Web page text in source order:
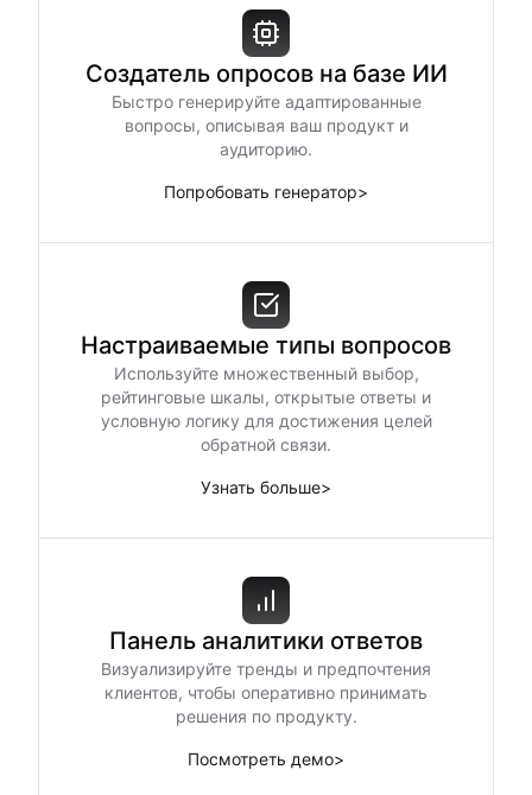
Создатель опросов на базе ИИ
Быстро генерируйте адаптированные
вопросы, описывая ваш продукт и
аудиторию.
Попробовать генератор>
Настраиваемые типы вопросов
Используйте множественный выбор,
рейтинговые шкалы, открытые ответы и
условную логику для достижения целей
обратной связи.
Узнать больше>
Панель аналитики ответов
Визуализируйте тренды и предпочтения
клиентов, чтобы оперативно принимать
решения по продукту.
Посмотреть демо>